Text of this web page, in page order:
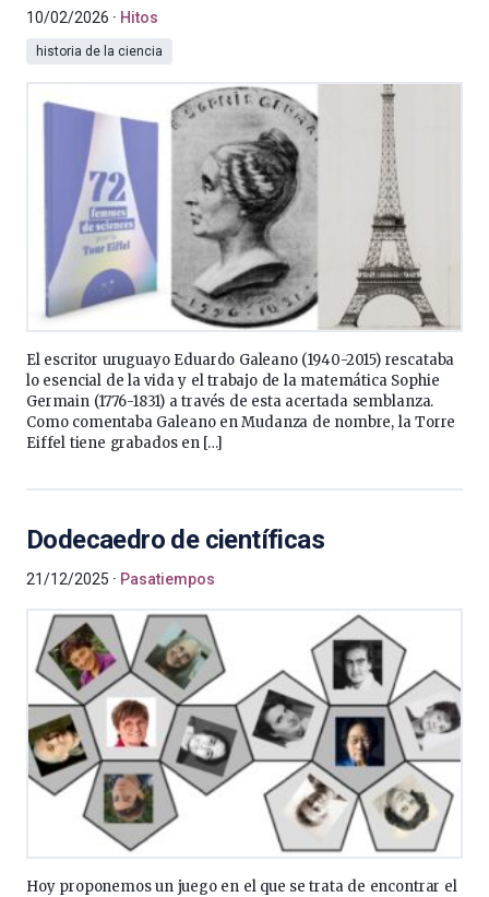
10/02/2026 Hitos
historia de la ciencia
El escritor uruguayo Eduardo Galeano (1940-2015) rescataba
lo esencial de la vida y el trabajo de la matemática Sophie
Germain (1776-1831) a través de esta acertada semblanza.
Como comentaba Galeano en Mudanza de nombre, la Torre
Eiffel tiene grabados en […]
Dodecaedro de científicas
21/12/2025 Pasatiempos
Hoy proponemos un juego en el que se trata de encontrar el